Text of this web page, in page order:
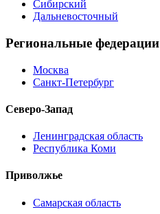
Сибирский
Дальневосточный
Региональные федерации
Москва
Санкт-Петербург
Северо-Запад
Ленинградская область
Республика Коми
Приволжье
Самарская область